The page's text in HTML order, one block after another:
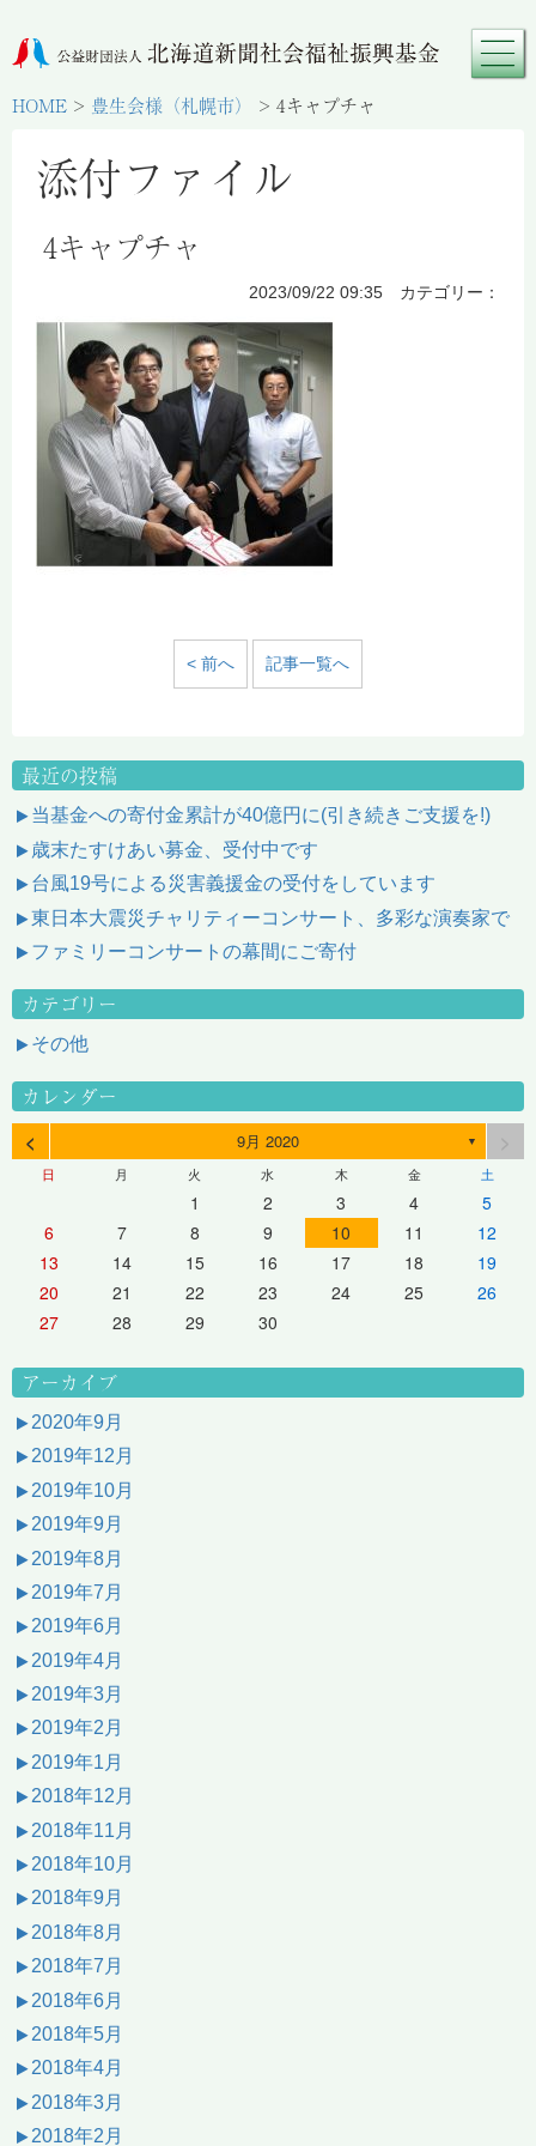
HOME > 豊生会様（札幌市） > 4キャプチャ
添付ファイル
4キャプチャ
2023/09/22 09:35 カテゴリー：
< 前へ 記事一覧へ
最近の投稿
当基金への寄付金累計が40億円に(引き続きご支援を!)
歳末たすけあい募金、受付中です
台風19号による災害義援金の受付をしています
東日本大震災チャリティーコンサート、多彩な演奏家で
ファミリーコンサートの幕間にご寄付
カテゴリー
その他
カレンダー
< 9月 2020 ▼
日 月 火 水 木 金 土
1 2 3 4
5
6
7 8 9 10 11
12
13
14 15 16 17 18
19
20
21 22 23 24 25
26
27
28 29 30
アーカイブ
2020年9月
2019年12月
2019年10月
2019年9月
2019年8月
2019年7月
2019年6月
2019年4月
2019年3月
2019年2月
2019年1月
2018年12月
2018年11月
2018年10月
2018年9月
2018年8月
2018年7月
2018年6月
2018年5月
2018年4月
2018年3月
2018年2月